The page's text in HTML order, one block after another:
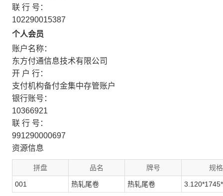
联 行 号：
102290015387
个人会员
账户名称：
东方付通信息技术有限公司
开 户 行：
支付机构备付金集中存管账户
银行账号：
10366921
联 行 号：
991290000697
资源信息
拼盘 品名 牌号 规格
001 热轧尾卷 热轧尾卷